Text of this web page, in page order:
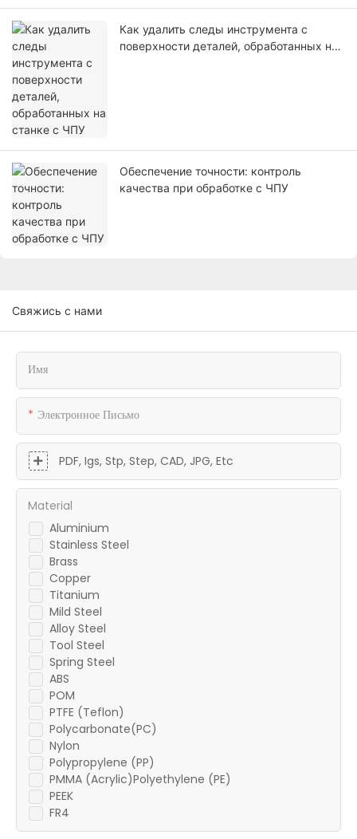
Как удалить следы инструмента с
поверхности деталей, обработанных на
Обеспечение точности: контроль
качества при обработке с ЧПУ
Свяжись с нами
Имя
Электронное Письмо
PDF, Igs, Stp, Step, CAD, JPG, Etc
Aluminium
Stainless Steel
Brass
Copper
Titanium
Mild Steel
Alloy Steel
Tool Steel
Spring Steel
ABS
POM
PTFE (Teflon)
Polycarbonate(PC)
Nylon
Polypropylene (PP)
PMMA (Acrylic)Polyethylene (PE)
PEEK
FR4
Material